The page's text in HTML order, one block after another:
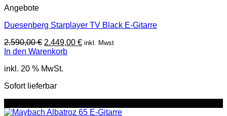
Angebote
Duesenberg Starplayer TV Black E-Gitarre
2.590,00€ Ursprünglicher
Preis
2.590,00 €
2.449,00 €Aktueller
inkl. Mwst
In den Warenkorb
inkl. 20 % MwSt.
Sofort lieferbar